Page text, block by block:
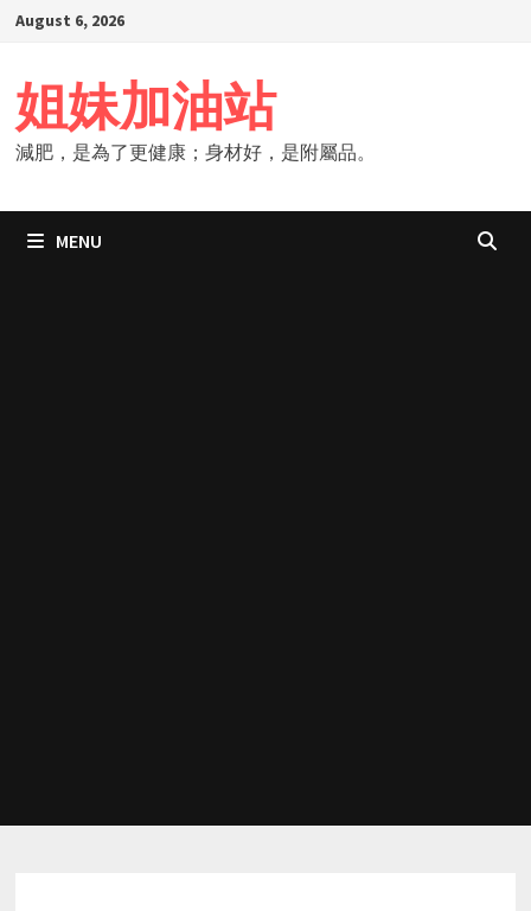
Skip
content
August 6, 2026
姐妹加油站
減肥，是為了更健康；身材好，是附屬品。
MENU